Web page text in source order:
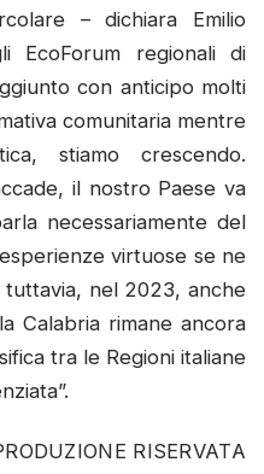
– dichiara Emilio
EcoForum regionali di
con anticipo molti
comunitaria mentre
stiamo crescendo.
il nostro Paese va
necessariamente del
virtuose se ne
nel 2023, anche
Calabria rimane ancora
tra le Regioni italiane
RISERVATA